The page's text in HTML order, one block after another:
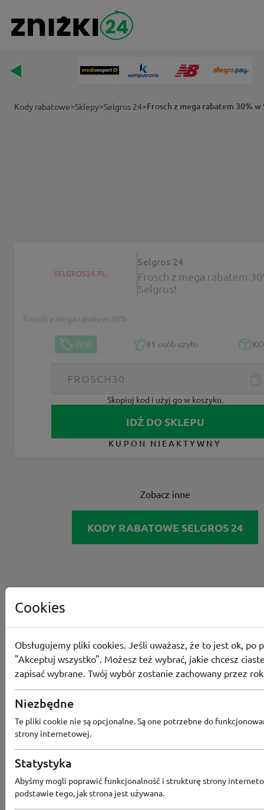
Kody rabatowe>Sklepy>Selgros 24>Frosch z mega rabatem 30% w
Selgros 24
Frosch z mega rabatem
Selgros!
-30% 81 osób użyło
Skopiuj kod i użyj go w koszyku.
IDŹ DO SKLEPU
KUPON NIEAKTYWNY
Frosch z mega rabatem 30%
Zobacz inne
KODY RABATOWE SELGROS 24
Popularne sklepy
Cookies
Obsługujemy pliki cookies. Jeśli uważasz, że to jest ok, po
"Akceptuj wszystko". Możesz też wybrać, jakie chcesz
zapisać wybrane. Twój wybór zostanie zachowany przez
Niezbędne
Te pliki cookie nie są opcjonalne. Są one potrzebne do
strony internetowej.
Statystyka
Abyśmy mogli poprawić funkcjonalność i strukturę strony
podstawie tego, jak strona jest używana.